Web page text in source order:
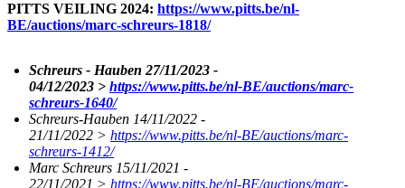
PITTS VEILING 2024: https://www.pitts.be/nl-
BE/auctions/marc-schreurs-1818/
Schreurs - Hauben 27/11/2023 -
04/12/2023 > https://www.pitts.be/nl-BE/auctions/marc-
schreurs-1640/
Schreurs-Hauben 14/11/2022 -
21/11/2022 > https://www.pitts.be/nl-BE/auctions/marc-
schreurs-1412/
Marc Schreurs 15/11/2021 -
22/11/2021 > https://www.pitts.be/nl-BE/auctions/marc-